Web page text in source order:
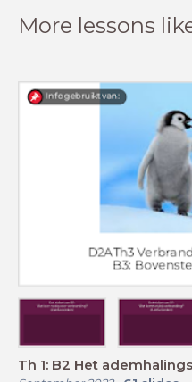
More lessons
Th 1: B2 Het